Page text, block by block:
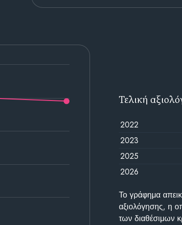
Τελική
2022
2023
2025
2026
Το γράφημα
αξιολόγησης, η
των διαθέσιμων